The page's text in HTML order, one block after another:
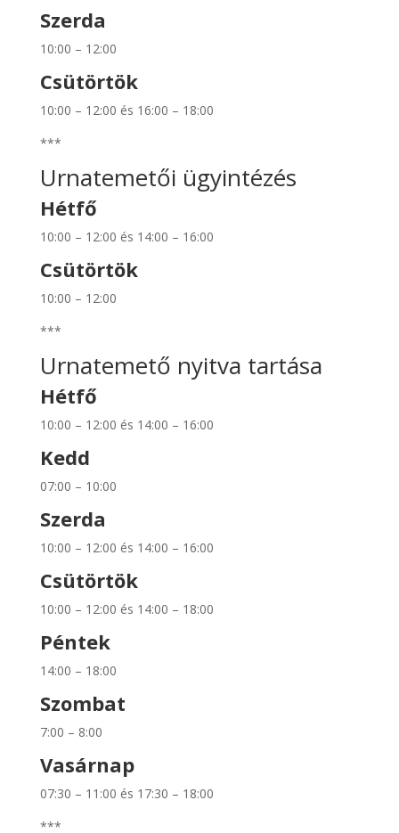
Szerda
10:00 – 12:00
Csütörtök
10:00 – 12:00 és 16:00 – 18:00
***
Urnatemetői ügyintézés
Hétfő
10:00 – 12:00 és 14:00 – 16:00
Csütörtök
10:00 – 12:00
***
Urnatemető nyitva tartása
Hétfő
10:00 – 12:00 és 14:00 – 16:00
Kedd
07:00 – 10:00
Szerda
10:00 – 12:00 és 14:00 – 16:00
Csütörtök
10:00 – 12:00 és 14:00 – 18:00
Péntek
14:00 – 18:00
Szombat
7:00 – 8:00
Vasárnap
07:30 – 11:00 és 17:30 – 18:00
***